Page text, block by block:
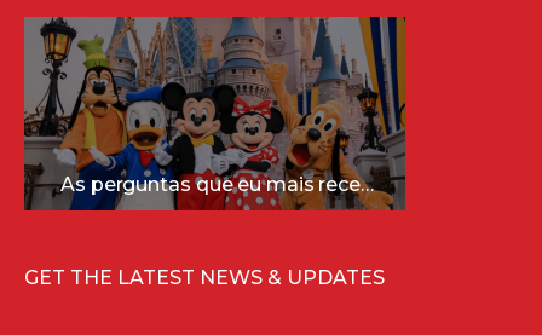
As perguntas que eu mais recebo sobre a Disney (e as respostas mais sinceras!)
GET THE LATEST NEWS & UPDATES